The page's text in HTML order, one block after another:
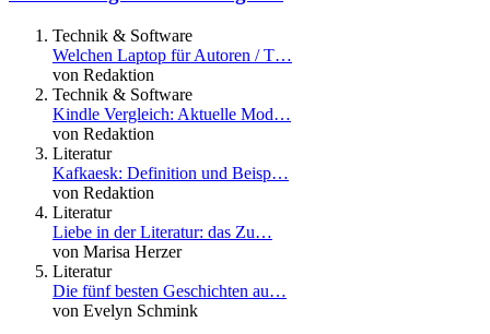
Technik & Software
Welchen Laptop für Autoren / T…
von Redaktion
Technik & Software
Kindle Vergleich: Aktuelle Mod…
von Redaktion
Literatur
Kafkaesk: Definition und Beisp…
von Redaktion
Literatur
Liebe in der Literatur: das Zu…
von Marisa Herzer
Literatur
Die fünf besten Geschichten au…
von Evelyn Schmink